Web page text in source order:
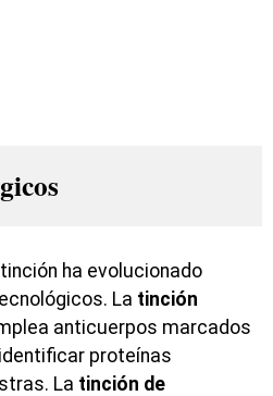
ha evolucionado
La tinción
anticuerpos marcados
proteínas
La tinción de